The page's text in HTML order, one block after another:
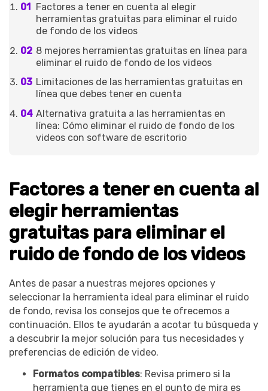
Factores a tener en cuenta al elegir
herramientas gratuitas para eliminar el ruido
de fondo de los videos
8 mejores herramientas gratuitas en línea para
eliminar el ruido de fondo de los videos
Limitaciones de las herramientas gratuitas en
línea que debes tener en cuenta
Alternativa gratuita a las herramientas en
línea: Cómo eliminar el ruido de fondo de los
videos con software de escritorio
Factores a tener en cuenta al
elegir herramientas
gratuitas para eliminar el
ruido de fondo de los videos
Antes de pasar a nuestras mejores opciones y
seleccionar la herramienta ideal para eliminar el ruido
de fondo, revisa los consejos que te ofrecemos a
continuación. Ellos te ayudarán a acotar tu búsqueda y
a descubrir la mejor solución para tus necesidades y
preferencias de edición de video.
Formatos compatibles: Revisa primero si la
herramienta que tienes en el punto de mira es